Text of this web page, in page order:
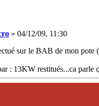
» 04/12/09, 11:30
sur le BAB de mon pote
: 13KW restitués...ca parle